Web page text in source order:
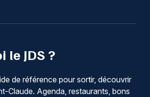
le JDS ?
de référence pour sortir, découvrir
Claude. Agenda, restaurants, bons